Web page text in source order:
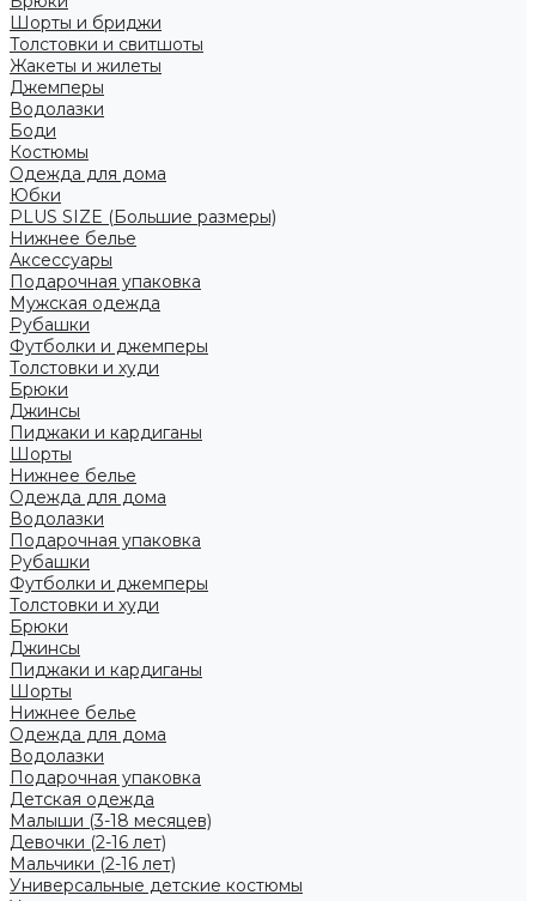
Шорты и бриджи
Толстовки и свитшоты
Жакеты и жилеты
Джемперы
Водолазки
Боди
Костюмы
Одежда для дома
Юбки
PLUS SIZE (Большие размеры)
Нижнее белье
Аксессуары
Подарочная упаковка
Мужская одежда
Рубашки
Футболки и джемперы
Толстовки и худи
Брюки
Джинсы
Пиджаки и кардиганы
Шорты
Нижнее белье
Одежда для дома
Водолазки
Подарочная упаковка
Рубашки
Футболки и джемперы
Толстовки и худи
Брюки
Джинсы
Пиджаки и кардиганы
Шорты
Нижнее белье
Одежда для дома
Водолазки
Подарочная упаковка
Детская одежда
Малыши (3-18 месяцев)
Девочки (2-16 лет)
Мальчики (2-16 лет)
Универсальные детские костюмы